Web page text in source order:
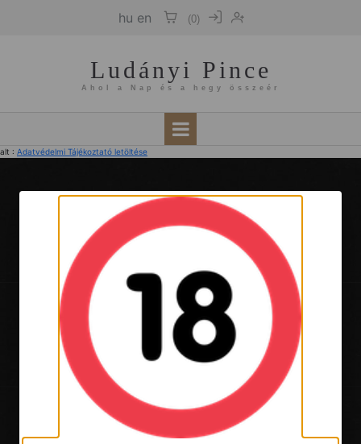
hu en (0)
Ludányi Pince
Ahol a Nap és a hegy összeér
alt : Adatvédelmi Tájékoztató letöltése
Ludányi Pince
Ahol a Nap és a hegy összeér
© 2026 Ludányi Pince. Minden jog fenntartva.
Általános Szerződési Feltételek|Adatvédelmi Tájékoztató
Partnerek: Cégalapok Kft. GMB Regnum Kft.